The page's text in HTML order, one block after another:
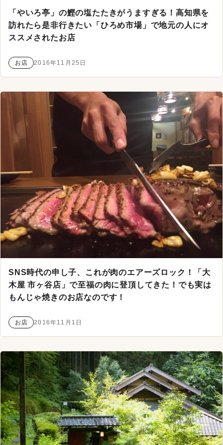
「やいろ亭」の鰹の塩たたきがうますぎる！高知県を
訪れたら是非行きたい「ひろめ市場」で地元の人にオ
ススメされたお店
お店 2016年11月25日
SNS時代の申し子、これが肉のエアーズロック！「大
木屋 市ヶ谷店」で至福の肉に登頂してきた！でも実は
もんじゃ焼きのお店なのです！
お店 2016年11月1日